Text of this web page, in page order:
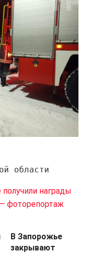
области
награды
фоторепортаж
В Запорожье
закрывают